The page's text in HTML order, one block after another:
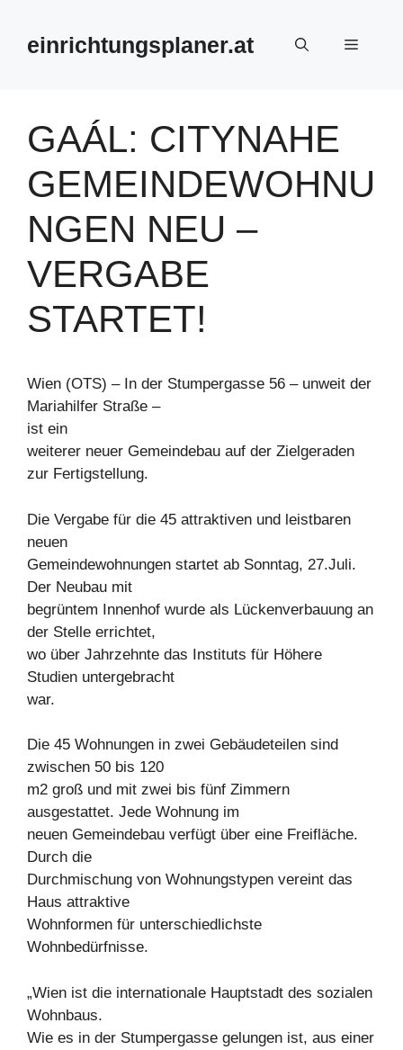
springeneinrichtungsplaner.at Menü
GAÁL: CITYNAHE
GEMEINDEWOHNU
NGEN NEU –
VERGABE
STARTET!
Wien (OTS) – In der Stumpergasse 56 – unweit der
Mariahilfer Straße –
ist ein
weiterer neuer Gemeindebau auf der Zielgeraden
zur Fertigstellung.
Die Vergabe für die 45 attraktiven und leistbaren
neuen
Gemeindewohnungen startet ab Sonntag, 27.Juli.
Der Neubau mit
begrüntem Innenhof wurde als Lückenverbauung an
der Stelle errichtet,
wo über Jahrzehnte das Instituts für Höhere
Studien untergebracht
war.
Die 45 Wohnungen in zwei Gebäudeteilen sind
zwischen 50 bis 120
m2 groß und mit zwei bis fünf Zimmern
ausgestattet. Jede Wohnung im
neuen Gemeindebau verfügt über eine Freifläche.
Durch die
Durchmischung von Wohnungstypen vereint das
Haus attraktive
Wohnformen für unterschiedlichste
Wohnbedürfnisse.
„Wien ist die internationale Hauptstadt des sozialen
Wohnbaus.
Wie es in der Stumpergasse gelungen ist, aus einer